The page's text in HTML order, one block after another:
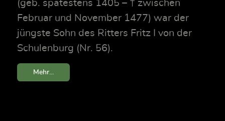
(geb. spätestens 1405 – † zwischen
Februar und November 1477) war der
jüngste Sohn des Ritters Fritz I von der
Schulenburg (Nr. 56).
Mehr...